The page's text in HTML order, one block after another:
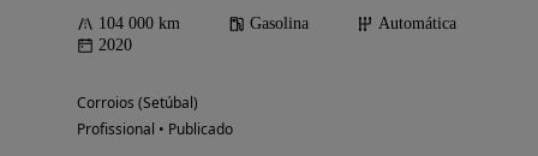
104 000 km Gasolina
Automática
2020
Corroios (Setúbal)
Profissional • Publicado